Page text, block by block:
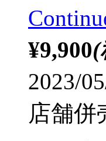
¥9,900(
2023/
店舗併